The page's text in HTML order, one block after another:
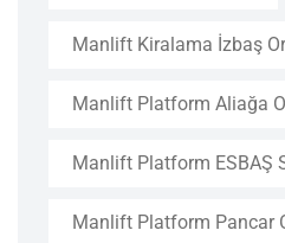
Manlift Kiralama İzbaş
Manlift Platform Aliağa
Manlift Platform ESBAŞ
Manlift Platform Pancar